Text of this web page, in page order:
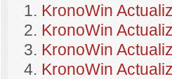
KronoWin
KronoWin
KronoWin
KronoWin